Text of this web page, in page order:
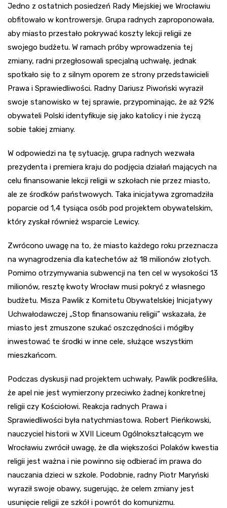
Jedno z ostatnich posiedzeń Rady Miejskiej we Wrocławiu
obfitowało w kontrowersje. Grupa radnych zaproponowała,
aby miasto przestało pokrywać koszty lekcji religii ze
swojego budżetu. W ramach próby wprowadzenia tej
zmiany, radni przegłosowali specjalną uchwałę, jednak
spotkało się to z silnym oporem ze strony przedstawicieli
Prawa i Sprawiedliwości. Radny Dariusz Piwoński wyraził
swoje stanowisko w tej sprawie, przypominając, że aż 92%
obywateli Polski identyfikuje się jako katolicy i nie życzą
sobie takiej zmiany.
W odpowiedzi na tę sytuację, grupa radnych wezwała
prezydenta i premiera kraju do podjęcia działań mających na
celu finansowanie lekcji religii w szkołach nie przez miasto,
ale ze środków państwowych. Taka inicjatywa zgromadziła
poparcie od 1,4 tysiąca osób pod projektem obywatelskim,
który zyskał również wsparcie Lewicy.
Zwrócono uwagę na to, że miasto każdego roku przeznacza
na wynagrodzenia dla katechetów aż 18 milionów złotych.
Pomimo otrzymywania subwencji na ten cel w wysokości 13
milionów, resztę kwoty Wrocław musi pokryć z własnego
budżetu. Misza Pawlik z Komitetu Obywatelskiej Inicjatywy
Uchwałodawczej „Stop finansowaniu religii” wskazała, że
miasto jest zmuszone szukać oszczędności i mógłby
inwestować te środki w inne cele, służące wszystkim
mieszkańcom.
Podczas dyskusji nad projektem uchwały, Pawlik podkreśliła,
że apel nie jest wymierzony przeciwko żadnej konkretnej
religii czy Kościołowi. Reakcja radnych Prawa i
Sprawiedliwości była natychmiastowa. Robert Pieńkowski,
nauczyciel historii w XVII Liceum Ogólnokształcącym we
Wrocławiu zwrócił uwagę, że dla większości Polaków kwestia
religii jest ważna i nie powinno się odbierać im prawa do
nauczania dzieci w szkole. Podobnie, radny Piotr Maryński
wyraził swoje obawy, sugerując, że celem zmiany jest
usunięcie religii ze szkół i powrót do komunizmu.